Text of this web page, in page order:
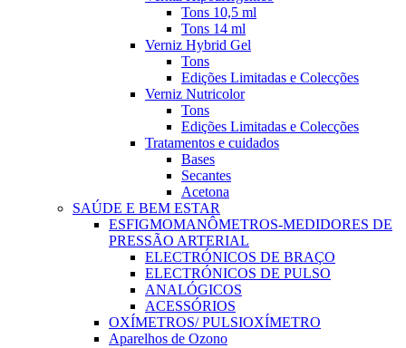
Tons 10,5 ml
Tons 14 ml
Verniz Hybrid Gel
Tons
Edições Limitadas e Colecções
Verniz Nutricolor
Tons
Edições Limitadas e Colecções
Tratamentos e cuidados
Bases
Secantes
Acetona
SAÚDE E BEM ESTAR
ESFIGMOMANÔMETROS-MEDIDORES DE
PRESSÃO ARTERIAL
ELECTRÓNICOS DE BRAÇO
ELECTRÓNICOS DE PULSO
ANALÓGICOS
ACESSÓRIOS
OXÍMETROS/ PULSIOXÍMETRO
Aparelhos de Ozono